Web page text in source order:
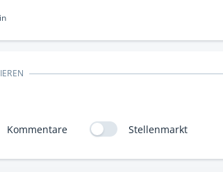
Kommentare Stellenmarkt